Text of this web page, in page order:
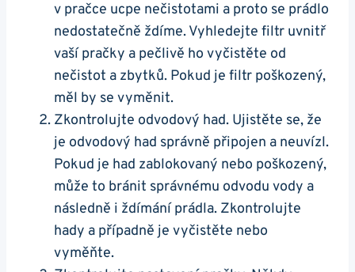
v pračce​ ucpe​ nečistotami a proto ‍se prádlo
nedostatečně ​ždíme. Vyhledejte filtr‌ uvnitř
vaší pračky a pečlivě ho vyčistěte od
nečistot a‍ zbytků. Pokud je filtr poškozený, ​
měl⁣ by se vyměnit.
Zkontrolujte odvodový had. Ujistěte se, že
⁤je odvodový‌ had správně připojen a neuvízl.
Pokud je had zablokovaný⁤ nebo poškozený,
může to bránit správnému odvodu vody a
následně i ždímání prádla. Zkontrolujte
‍hady a případně je‌ vyčistěte nebo
vyměňte.